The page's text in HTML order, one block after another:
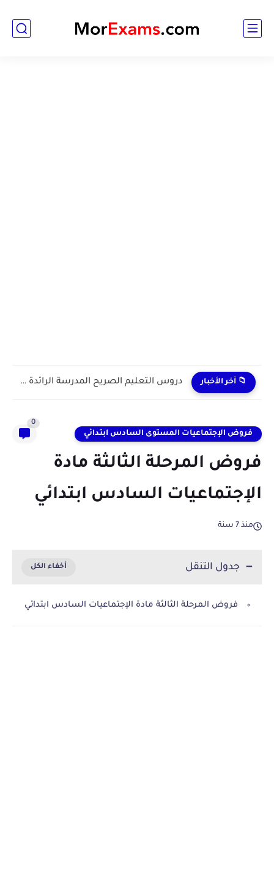
📁 آخر الأخبار دروس التعليم الصريح المدرسة الرائدة 2024/2025 enseignement explicite
فروض الإجتماعيات المستوى السادس ابتدائي
0
فروض المرحلة الثالثة مادة
الإجتماعيات السادس ابتدائي
منذ 7 سنة
جدول التنقل
فروض المرحلة الثالثة مادة الإجتماعيات السادس ابتدائي